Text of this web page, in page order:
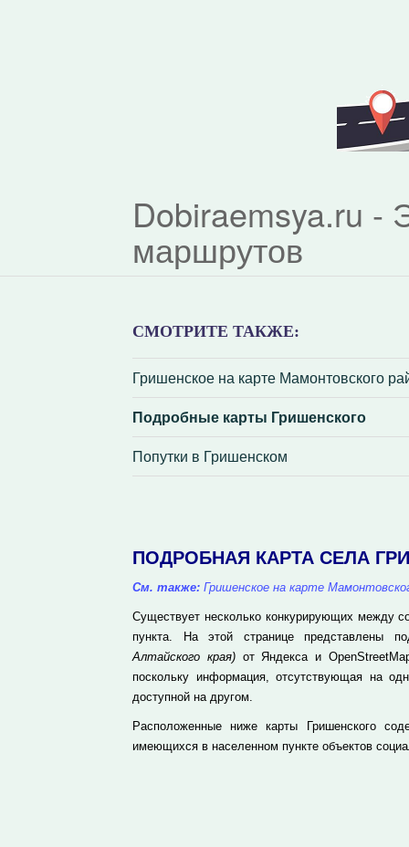
Dobiraemsya.ru -
маршрутов
СМОТРИТЕ ТАКЖЕ:
Гришенское на карте Мамонтовского
Подробные карты Гришенского
Попутки в Гришенском
ПОДРОБНАЯ КАРТА СЕЛА
См. также: Гришенское на карте
Существует несколько конкурирующих между
пункта. На этой странице представлены
Алтайского края)от Яндекса и
поскольку информация, отсутствующая на
доступной на другом.
Расположенные ниже карты Гришенского
имеющихся в населенном пункте объектов